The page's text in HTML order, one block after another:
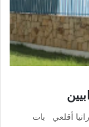
رانيا أقلعي بات